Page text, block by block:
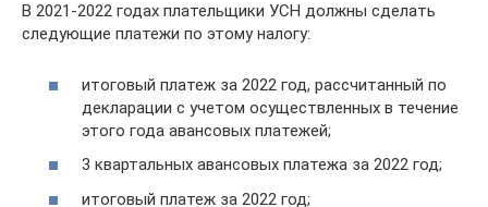
В 2021-2022 годах плательщики УСН должны сделать
следующие платежи по этому налогу:
итоговый платеж за 2022 год, рассчитанный по
декларации с учетом осуществленных в течение
этого года авансовых платежей;
3 квартальных авансовых платежа за 2022 год;
итоговый платеж за 2022 год;